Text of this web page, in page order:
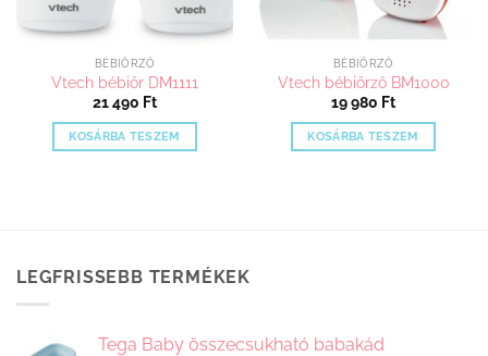
BÉBIÖRZŐ
Vtech bébiőr DM1111
21 490 Ft
KOSÁRBA TESZEM
BÉBIÖRZŐ
Vtech bébiőrző BM1000
19 980 Ft
KOSÁRBA TESZEM
LEGFRISSEBB TERMÉKEK
Tega Baby összecsukható babakád